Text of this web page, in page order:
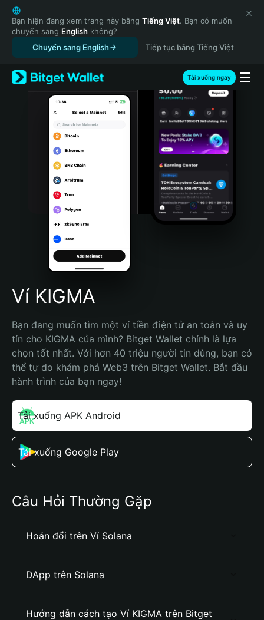
English
日本語
Tiếng Việt
Русский
Español (Latinoamérica)
Türkçe
Italiano
Português (Portugal)
Bahasa Indonesia
Português (Brasil)
Español (Argentina)
Bạn hiện đang xem trang này bằng Tiếng Việt. Bạn có muốn
chuyển sang English không?
Chuyển sang English
Tiếp tục bằng Tiếng Việt
Tải xuống ngay
Ví KIGMA
Bạn đang muốn tìm một ví tiền điện tử an toàn và uy
tín cho KIGMA của mình? Bitget Wallet chính là lựa
chọn tốt nhất. Với hơn 40 triệu người tin dùng, bạn có
thể tự do khám phá Web3 trên Bitget Wallet. Bắt đầu
hành trình của bạn ngay!
Tải xuống APK Android
Tải xuống Google Play
Câu Hỏi Thường Gặp
Hoán đổi trên Ví Solana
DApp trên Solana
Hướng dẫn cách tạo Ví KIGMA trên Bitget